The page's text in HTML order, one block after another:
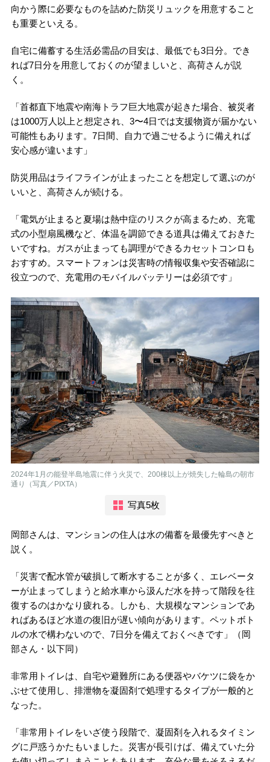
向かう際に必要なものを詰めた防災リュックを用意すること
も重要といえる。
自宅に備蓄する生活必需品の目安は、最低でも3日分。でき
れば7日分を用意しておくのが望ましいと、高荷さんが説
く。
「首都直下地震や南海トラフ巨大地震が起きた場合、被災者
は1000万人以上と想定され、3〜4日では支援物資が届かない
可能性もあります。7日間、自力で過ごせるように備えれば
安心感が違います」
防災用品はライフラインが止まったことを想定して選ぶのが
いいと、高荷さんが続ける。
「電気が止まると夏場は熱中症のリスクが高まるため、充電
式の小型扇風機など、体温を調節できる道具は備えておきた
いですね。ガスが止まっても調理ができるカセットコンロも
おすすめ。スマートフォンは災害時の情報収集や安否確認に
役立つので、充電用のモバイルバッテリーは必須です」
2024年1月の能登半島地震に伴う火災で、200棟以上が焼失した輪島の朝市
通り（写真／PIXTA）
写真5枚
岡部さんは、マンションの住人は水の備蓄を最優先すべきと
説く。
「災害で配水管が破損して断水することが多く、エレベータ
ーが止まってしまうと給水車から汲んだ水を持って階段を往
復するのはかなり疲れる。しかも、大規模なマンションであ
ればあるほど水道の復旧が遅い傾向があります。ペットボト
ルの水で構わないので、7日分を備えておくべきです」（岡
部さん・以下同）
非常用トイレは、自宅や避難所にある便器やバケツに袋をか
ぶせて使用し、排泄物を凝固剤で処理するタイプが一般的と
なった。
「非常用トイレをいざ使う段階で、凝固剤を入れるタイミン
グに戸惑うかたもいました。災害が長引けば、備えていた分